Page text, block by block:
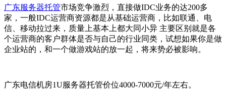
广东服务器托管市场竞争激烈，直接做IDC业务的达200多
家，一般IDC运营商资源都是从基础运营商，比如联通、电
信、移动拉过来，质量上基本上都大同小异 主要区别就是各
个运营商的客户群体是否与自己的行业同类，试想如果你是做
企业站的，和一个做游戏站的放一起，将来势必被影响。
广东电信机房1U服务器托管价位4000-7000元/年左右。